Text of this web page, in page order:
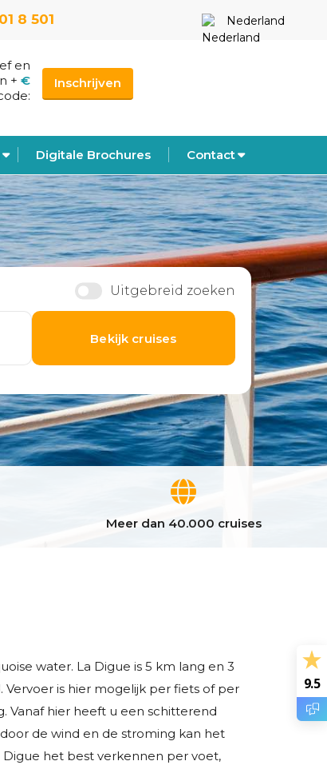
8 501 Nederland
en
+ €
Inschrijven
Digitale Brochures Contact
Meer dan 40.000 cruises
water. La Digue is 5 km lang en 3
is hier mogelijk per fiets of per
Vanaf hier heeft u een schitterend
de wind en de stroming kan het
Digue het best verkennen per voet,
9.5